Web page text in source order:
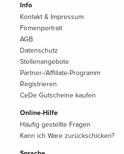
Info
Kontakt & Impressum
Firmenportrait
AGB
Datenschutz
Stellenangebote
Partner-/Affiliate-Programm
Registrieren
CeDe Gutscheine kaufen
Online-Hilfe
Häufig gestellte Fragen
Kann ich Ware zurückschicken?